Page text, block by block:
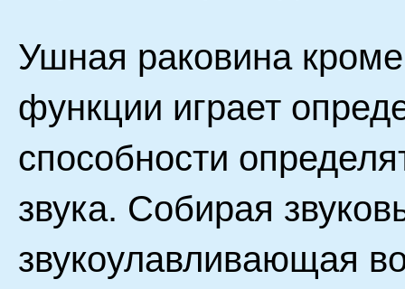
Ушная раковина
функции играет
способности
звука. Собирая
звукоулавливающая